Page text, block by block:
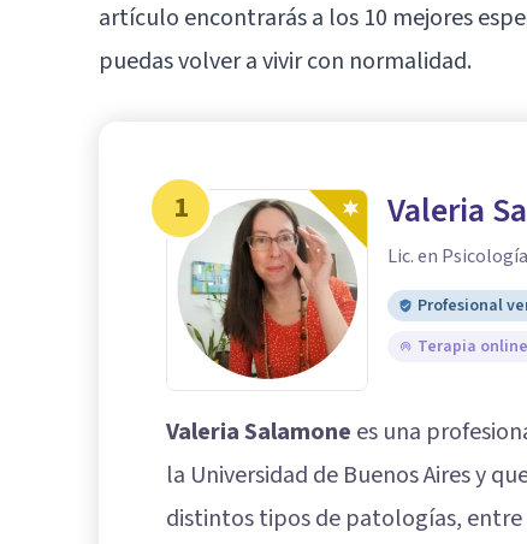
artículo encontrarás a los 10 mejores
puedas volver a vivir con normalidad.
1 Valeria
Lic. en Psicología
Profesional
Terapia online
Valeria Salamone es una
la Universidad de Buenos Aires y
distintos tipos de patologías,